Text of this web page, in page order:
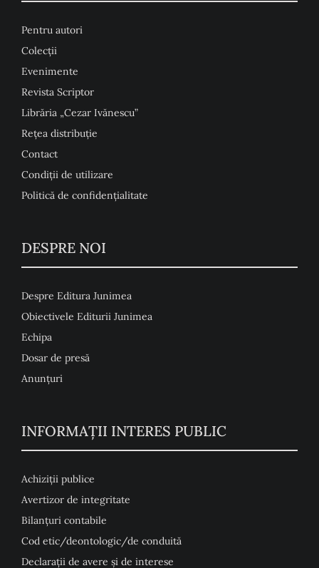
Pentru autori
Colecţii
Evenimente
Revista Scriptor
Librăria „Cezar Ivănescu”
Rețea distribuție
Contact
Condiţii de utilizare
Politică de confidențialitate
DESPRE NOI
Despre Editura Junimea
Obiectivele Editurii Junimea
Echipa
Dosar de presă
Anunţuri
INFORMAȚII INTERES PUBLIC
Achiziții publice
Avertizor de integritate
Bilanțuri contabile
Cod etic/deontologic/de conduită
Declarații de avere și de interese